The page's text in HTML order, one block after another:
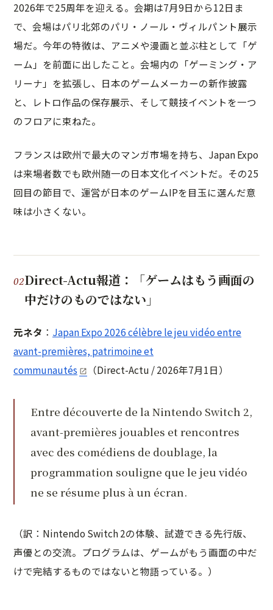
2026年で25周年を迎える。会期は7月9日から12日ま
で、会場はパリ北郊のパリ・ノール・ヴィルパント展示
場だ。今年の特徴は、アニメや漫画と並ぶ柱として「ゲ
ーム」を前面に出したこと。会場内の「ゲーミング・ア
リーナ」を拡張し、日本のゲームメーカーの新作披露
と、レトロ作品の保存展示、そして競技イベントを一つ
のフロアに束ねた。
フランスは欧州で最大のマンガ市場を持ち、Japan Expo
は来場者数でも欧州随一の日本文化イベントだ。その25
回目の節目で、運営が日本のゲームIPを目玉に選んだ意
味は小さくない。
Direct-Actu報道：「ゲームはもう画面の
中だけのものではない」
元ネタ ： Japan Expo 2026 célèbre le jeu vidéo entre
avant-premières, patrimoine et
communautés
（Direct-Actu / 2026年7月1日）
Entre découverte de la Nintendo Switch 2,
avant-premières jouables et rencontres
avec des comédiens de doublage, la
programmation souligne que le jeu vidéo
ne se résume plus à un écran.
（訳：Nintendo Switch 2の体験、試遊できる先行版、
声優との交流。プログラムは、ゲームがもう画面の中だ
けで完結するものではないと物語っている。）